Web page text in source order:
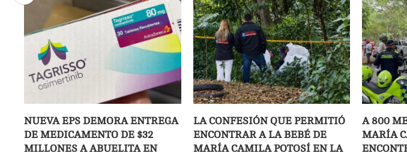
NUEVA EPS DEMORA ENTREGA
DE MEDICAMENTO DE $32
MILLONES A ABUELITA EN
LA CONFESIÓN QUE PERMITIÓ
ENCONTRAR A LA BEBÉ DE
MARÍA CAMILA POTOSÍ EN LA
A 800
MARÍA